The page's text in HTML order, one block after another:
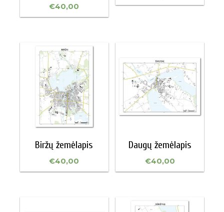
€40,00
Biržų žemėlapis
€40,00
Daugų žemėlapis
€40,00